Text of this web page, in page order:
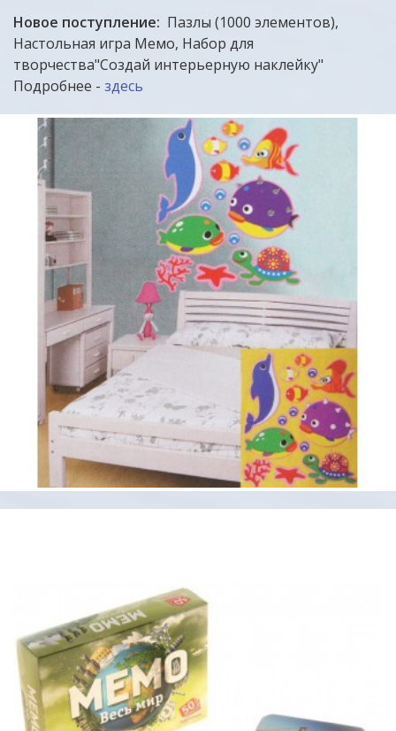
Новое поступление: Пазлы (1000 элементов),
Настольная игра Мемо, Набор для
творчества"Создай интерьерную наклейку"
Подробнее - здесь